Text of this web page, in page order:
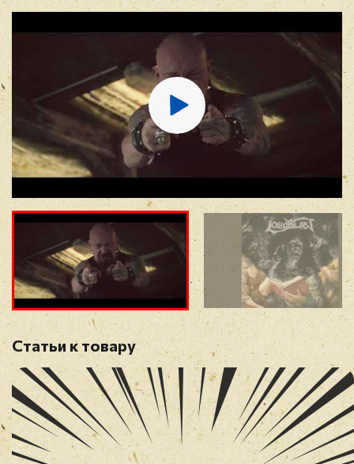
12. Shine (bonus track)
Отзыв*
Прикрепить фото
Оставить отзыв
Перед публикацией отзывы проходят
модерацию
Статьи к товару